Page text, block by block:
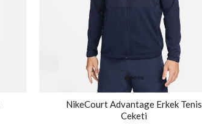
NikeCourt Advantage Erkek Tenis
Ceketi